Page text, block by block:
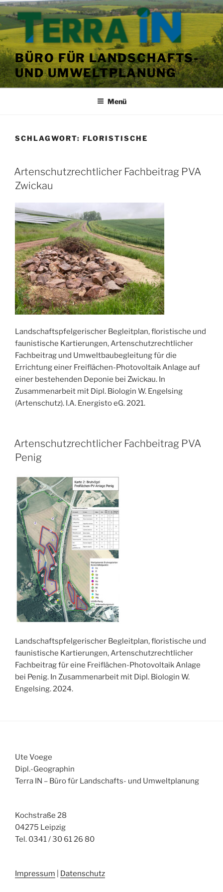
Zum
Inhalt
springen
BÜRO FÜR LANDSCHAFTS-
UND UMWELTPLANUNG
Menü
SCHLAGWORT: FLORISTISCHE
VERÖFFENTLICHT
AM
Artenschutzrechtlicher Fachbeitrag PVA
Zwickau
Landschaftspfelgerischer Begleitplan, floristische und
faunistische Kartierungen, Artenschutzrechtlicher
Fachbeitrag und Umweltbaubegleitung für die
Errichtung einer Freiflächen-Photovoltaik Anlage auf
einer bestehenden Deponie bei Zwickau. In
Zusammenarbeit mit Dipl. Biologin W. Engelsing
(Artenschutz). I.A. Energisto eG. 2021.
VERÖFFENTLICHT
AM
Artenschutzrechtlicher Fachbeitrag PVA
Penig
Landschaftspfelgerischer Begleitplan, floristische und
faunistische Kartierungen, Artenschutzrechtlicher
Fachbeitrag für eine Freiflächen-Photovoltaik Anlage
bei Penig. In Zusammenarbeit mit Dipl. Biologin W.
Engelsing. 2024.
Ute Voege
Dipl.-Geographin
Terra IN – Büro für Landschafts- und Umweltplanung
Kochstraße 28
04275 Leipzig
Tel. 0341 / 30 61 26 80
Impressum Datenschutz